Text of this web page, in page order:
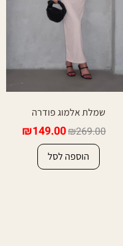
שמלת אלמוג פודרה
₪269.00
₪149.00
הוספה לסל